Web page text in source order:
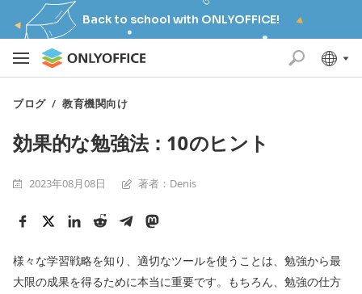
Back to school with ONLYOFFICE!
ブログ/教育機関向け
効果的な勉強法：10のヒント
2023年08月08日 著者：Denis
様々な学習戦略を知り、適切なツールを使うことは、勉強から最
大限の成果を得るために本当に重要です。もちろん、勉強の仕方